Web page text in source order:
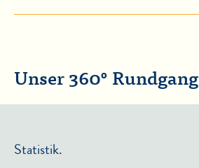
Unser 360° Rundgang
Statistik.